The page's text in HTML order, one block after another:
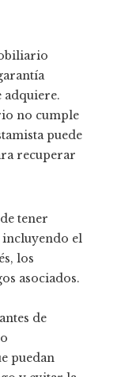
adquiere.
no cumple
puede
recuperar
tener
el
los
asociados.
de
puedan